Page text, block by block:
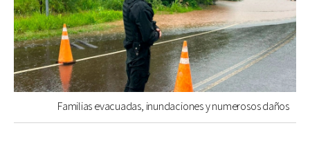
Familias evacuadas, inundaciones y numerosos daños